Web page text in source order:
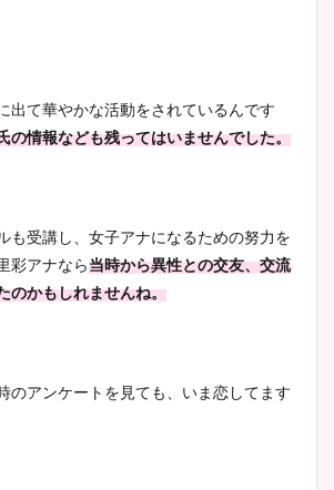
出て華やかな活動をされているんです
の情報なども残ってはいませんでした。
も受講し、女子アナになるための努力を
彩アナなら当時から異性との交友、交流
のかもしれませんね。
のアンケートを見ても、いま恋してます